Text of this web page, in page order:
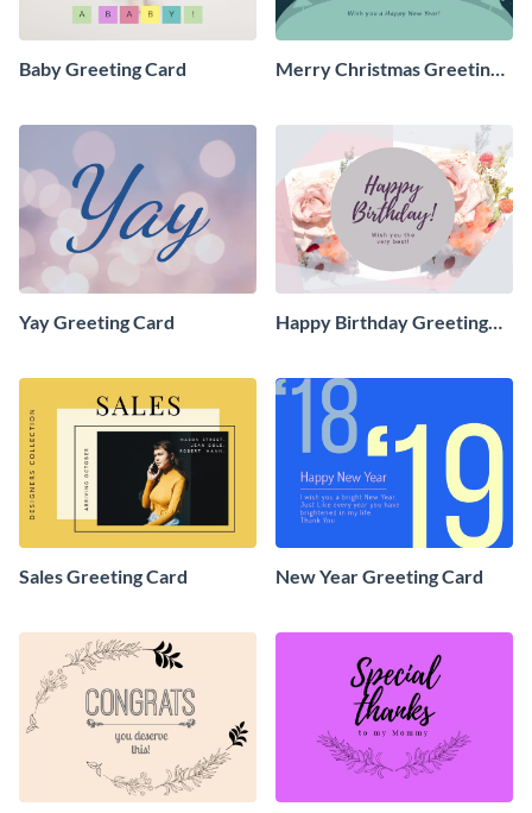
Baby Greeting Card
Merry Christmas Greeting
Yay Greeting Card
Happy Birthday Greeting
Sales Greeting Card New Year Greeting Card